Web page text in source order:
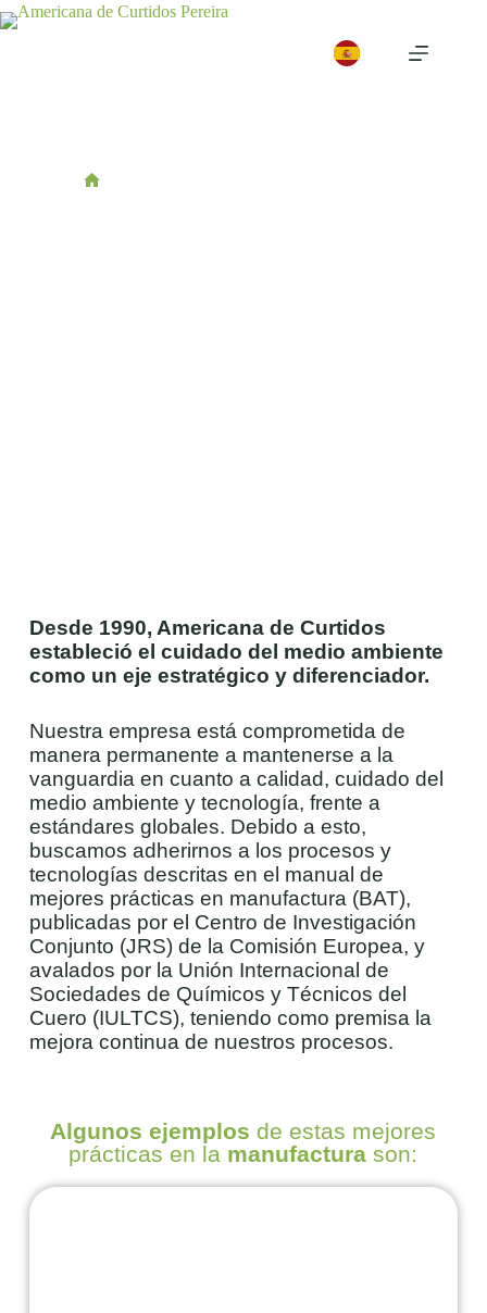
Desde 1990, Americana de Curtidos
estableció el cuidado del medio ambiente
como un eje estratégico y diferenciador.
Nuestra empresa está comprometida de
manera permanente a mantenerse a la
vanguardia en cuanto a calidad, cuidado del
medio ambiente y tecnología, frente a
estándares globales. Debido a esto,
buscamos adherirnos a los procesos y
tecnologías descritas en el manual de
mejores prácticas en manufactura (BAT),
publicadas por el Centro de Investigación
Conjunto (JRS) de la Comisión Europea, y
avalados por la Unión Internacional de
Sociedades de Químicos y Técnicos del
Cuero (IULTCS), teniendo como premisa la
mejora continua de nuestros procesos.
Algunos ejemplos de estas mejores
prácticas en la manufacturason: